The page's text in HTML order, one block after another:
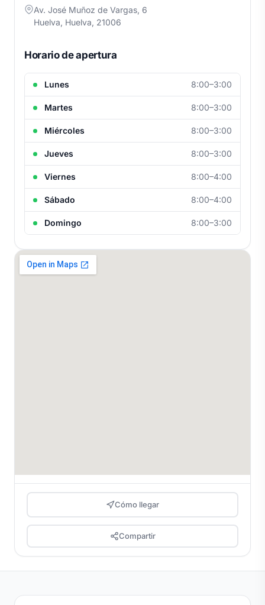
Av. José Muñoz de Vargas, 6
Huelva, Huelva, 21006
Horario de apertura
Lunes 8:00–3:00
Martes 8:00–3:00
Miércoles 8:00–3:00
Jueves 8:00–3:00
Viernes 8:00–4:00
Sábado 8:00–4:00
Domingo 8:00–3:00
Cómo llegar
Compartir